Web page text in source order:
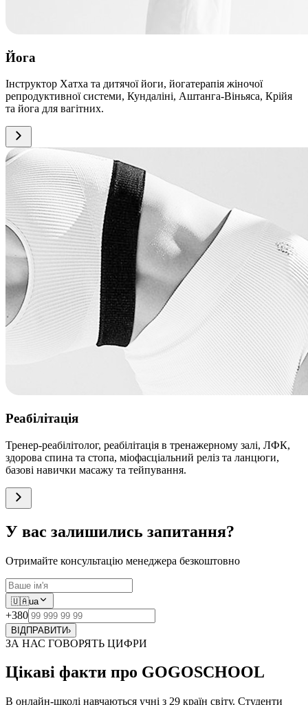
Йога
Інструктор Хатха та дитячої йоги, йогатерапія жіночої
репродуктивної системи, Кундаліні, Аштанга-Віньяса, Крійя
та йога для вагітних.
Реабілітація
Тренер-реабілітолог, реабілітація в тренажерному залі, ЛФК,
здорова спина та стопа, міофасціальний реліз та ланцюги,
базові навички масажу та тейпування.
У вас залишились запитання?
Отримайте консультацію менеджера безкоштовно
🇺🇦ua
+380
ВІДПРАВИТИ›
ЗА НАС ГОВОРЯТЬ ЦИФРИ
Цікаві факти про GOGOSCHOOL
В онлайн-школі навчаються учні з 29 країн світу. Студенти